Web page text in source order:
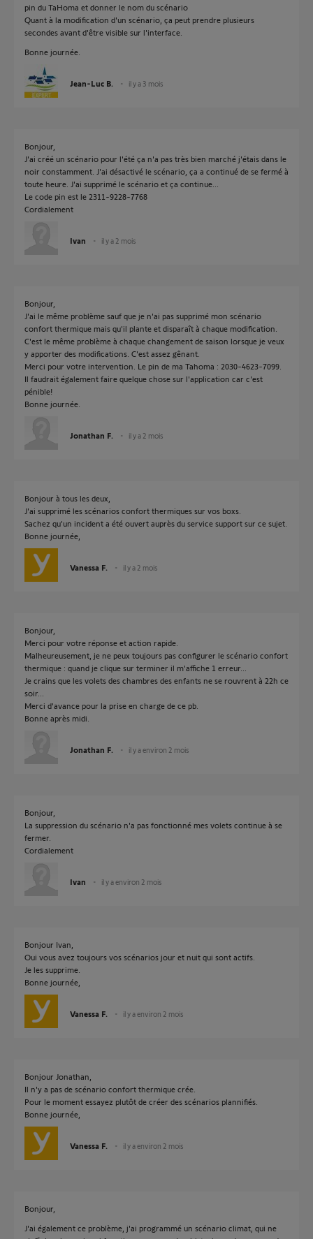
pin du TaHoma et donner le nom du scénario
Quant à la modification d'un scénario, ça peut prendre plusieurs
secondes avant d'être visible sur l'interface.
Bonne journée.
Jean-Luc B. il y a 3 mois
Bonjour,
J'ai créé un scénario pour l'été ça n'a pas très bien marché j'étais dans le
noir constamment. J'ai désactivé le scénario, ça a continué de se fermé à
toute heure. J'ai supprimé le scénario et ça continue...
Le code pin est le 2311-9228-7768
Cordialement
Ivan il y a 2 mois
Bonjour,
J'ai le même problème sauf que je n'ai pas supprimé mon scénario
confort thermique mais qu'il plante et disparaît à chaque modification.
C'est le même problème à chaque changement de saison lorsque je veux
y apporter des modifications. C'est assez gênant.
Merci pour votre intervention. Le pin de ma Tahoma : 2030-4623-7099.
Il faudrait également faire quelque chose sur l'application car c'est
pénible!
Bonne journée.
Jonathan F. il y a 2 mois
Bonjour à tous les deux,
J'ai supprimé les scénarios confort thermiques sur vos boxs.
Sachez qu'un incident a été ouvert auprès du service support sur ce sujet.
Bonne journée,
Vanessa F. il y a 2 mois
Bonjour,
Merci pour votre réponse et action rapide.
Malheureusement, je ne peux toujours pas configurer le scénario confort
thermique : quand je clique sur terminer il m'affiche 1 erreur...
Je crains que les volets des chambres des enfants ne se rouvrent à 22h ce
soir...
Merci d'avance pour la prise en charge de ce pb.
Bonne après midi.
Jonathan F. il y a environ 2 mois
Bonjour,
La suppression du scénario n'a pas fonctionné mes volets continue à se
fermer.
Cordialement
Ivan il y a environ 2 mois
Bonjour Ivan,
Oui vous avez toujours vos scénarios jour et nuit qui sont actifs.
Je les supprime.
Bonne journée,
Vanessa F. il y a environ 2 mois
Bonjour Jonathan,
Il n'y a pas de scénario confort thermique crée.
Pour le moment essayez plutôt de créer des scénarios plannifiés.
Bonne journée,
Vanessa F. il y a environ 2 mois
Bonjour,
J'ai également ce problème, j'ai programmé un scénario climat, qui ne